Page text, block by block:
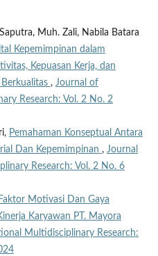
Muh. Zali, Nabila Batara
Kepemimpinan dalam
Kepuasan Kerja, dan
Berkualitas , Journal of
Research: Vol. 2 No. 2
Pemahaman Konseptual Antara
Dan Kepemimpinan , Journal
Research: Vol. 2 No. 6
Motivasi Dan Gaya
Karyawan PT. Mayora
Multidisciplinary Research: